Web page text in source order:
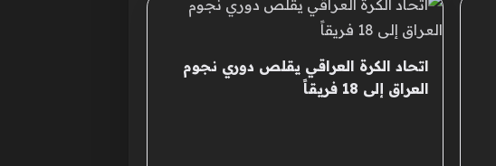
اتحاد الكرة العراقي يقلص دوري نجوم
العراق إلى 18 فريقاً